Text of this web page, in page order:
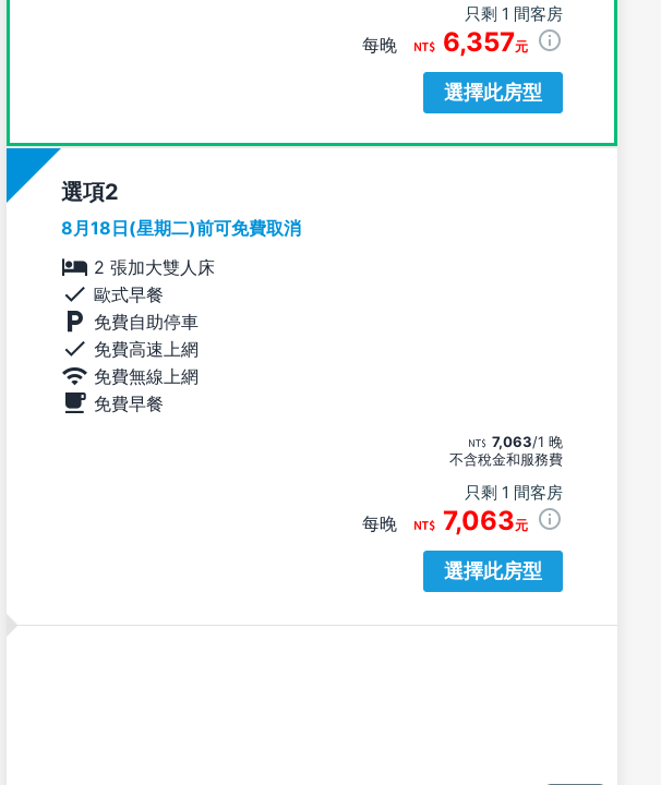
只剩 1 間客房
每晚 6,357元
選擇此房型
選項
8月18日(星期二)前可免費取消
2 張加大雙人床
歐式早餐
免費自助停車
免費高速上網
免費無線上網
免費早餐
7,063/1 晚
不含稅金和服務費
只剩 1 間客房
每晚 7,063元
選擇此房型